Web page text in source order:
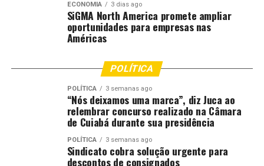
RELATED TOPICS: BOMBEIROS CANARANA
CORPO
DOMINGO INAUGURA MATO
MATO-GROSSO
MATOGROSSO
MT NESTE
Defesa Civil estadual faz vistoria técnica após erosão e
risco de deslizamento em Nova Poxoréu
Governo de MT investe R$ 5,7 milhões e moderniza duas
escolas em Salto do Céu
ECONOMIA 3 dias ago
SiGMA North America promete ampliar
oportunidades para empresas nas
Américas
POLÍTICA
POLÍTICA 3 semanas ago
“Nós deixamos uma marca”, diz Juca ao
relembrar concurso realizado na Câmara
de Cuiabá durante sua presidência
POLÍTICA 3 semanas ago
Sindicato cobra solução urgente para
descontos de consignados